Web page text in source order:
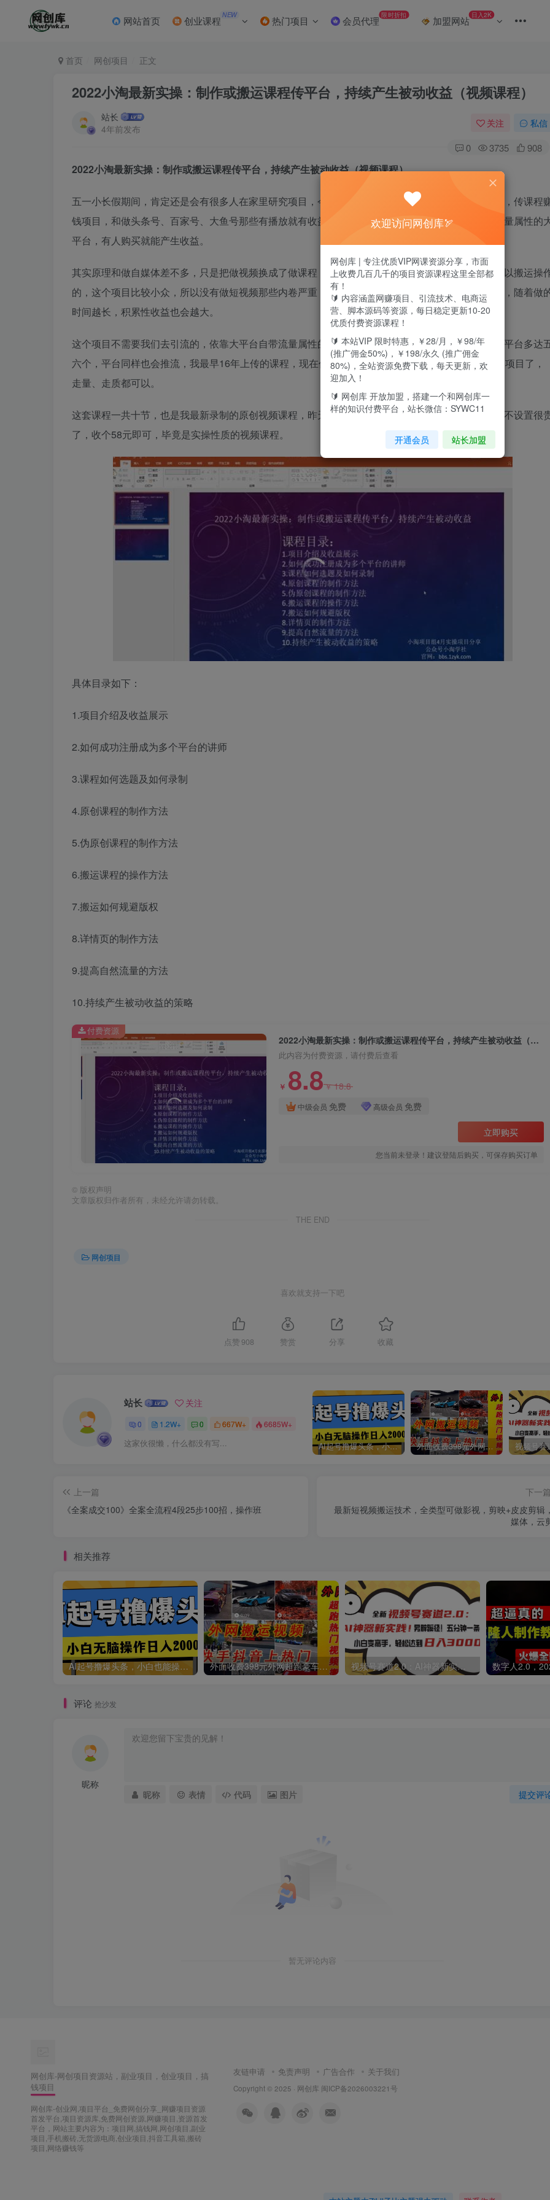
网站首页 创业课程 NEW 热门项目 会员代理 限时折扣 加盟网站 日入2K
首页 网创项目 正文
2022小淘最新实操：制作或搬运课程传平台，持续产生被动收益（视频课程）
站长
4年前发布
关注 私信
0 3735 908
2022小淘最新实操：制作或搬运课程传平台，持续产生被动收益（视频课程）
五一小长假期间，肯定还是会有很多人在家里研究项目，今天我给大家带来一套最新的我实操多年的，传课程
钱项目，和做头条号、百家号、大鱼号那些有播放就有收益类似，这个也是把一些课程传一些自带流量属性的
平台，有人购买就能产生收益。
其实原理和做自媒体差不多，只是把做视频换成了做课程，和做自媒体有搬运手法一样，这个也是可以搬运操
的，这个项目比较小众，所以没有做短视频那些内卷严重，而且是一个长期性质的项目，可以一直做，随着做
时间越长，积累性收益也会越大。
这个项目不需要我们去引流的，依靠大平台自带流量属性的，只要传上去了就一直在平台上，这样的平台多达
六个，平台同样也会推流，我最早16年上传的课程，现在仍然还有人购买，可以算得上是一劳永逸的项目了，
走量、走质都可以。
这套课程一共十节，也是我最新录制的原创视频课程，昨天才录制完毕，五一期间面对粉丝价格也就不设置很
了，收个58元即可，毕竟是实操性质的视频课程。
具体目录如下：
1.项目介绍及收益展示
2.如何成功注册成为多个平台的讲师
3.课程如何选题及如何录制
4.原创课程的制作方法
5.伪原创课程的制作方法
6.搬运课程的操作方法
7.搬运如何规避版权
8.详情页的制作方法
9.提高自然流量的方法
10.持续产生被动收益的策略
2022小淘最新实操：制作或搬运课程传平台，持续产生被动收益（视频课程）
此内容为付费资源，请付费后查看
￥ 8.8￥18.8
中级会员 免费 高级会员 免费
立即购买
您当前未登录！建议登陆后购买，可保存购买订单
付费资源
© 版权声明
文章版权归作者所有，未经允许请勿转载。
THE END
网创项目
喜欢就支持一下吧
点赞 908 赞赏 分享 收藏
站长 关注
0 1.2W+ 0 667W+ 6685W+
这家伙很懒，什么都没有写... AI起号撸爆头条，小白也能操作，日入2000+ 外面收费398元外网超跑豪车汽车视频搬运至快手抖音上热门项目
上一篇
《全案成交100》全案全流程4段25步100招，操作班
下一
最新短视频搬运技术，全类型可做影视，剪映+皮皮剪辑
媒体，云
相关推荐
AI起号撸爆头条，小白也能操作，日入2000+ 外面收费398元外网超跑豪车汽车视频搬运至快手抖音上热门项目 视频号赛道2.0：AI神器新实践！另辟蹊径！五分钟一条作品，小白变高手…
评论 抢沙发
昵称
提交评
昵称 表情 代码 图片
暂无评论内容
网创库-网创项目资源站，副业项目，创业项目，搞
钱项目
网创库-创业网,项目平台_免费网创分享_网赚项目资源
首发平台,项目资源库,免费网创资源,网赚项目,资源首发
平台，网站主要内容为：项目网,搞钱网,网创项目,副业
项目,手机搬砖,无货源电商,创业项目,抖音工具箱,搬砖
项目,网络赚钱等
友链申请 免责声明 广告合作 关于我们
Copyright © 2025 · 网创库 闽ICP备2026003221号
欢迎访问网创库🏹
网创库 | 专注优质VIP网课资源分享，市面
上收费几百几千的项目资源课程这里全部都
有！
🔰 内容涵盖网赚项目、引流技术、电商运
营、脚本源码等资源，每日稳定更新10-20
优质付费资源课程！
🔰 本站VIP 限时特惠，￥28/月，￥98/年
(推广佣金50%)，￥198/永久 (推广佣金
80%)，全站资源免费下载，每天更新，欢
迎加入！
🔰 网创库 开放加盟，搭建一个和网创库一
样的知识付费平台，站长微信：SYWC11
开通会员 站长加盟